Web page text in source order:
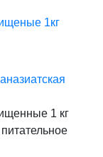
1кг
1 кг